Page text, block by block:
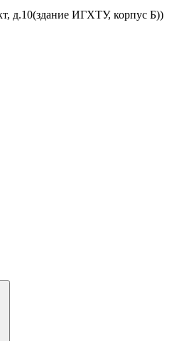
д.10(здание ИГХТУ, корпус Б))